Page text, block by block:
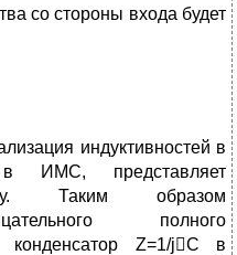
со стороны входа будет
индуктивностей в
ИМС, представляет
Таким образом
полного
конденсатор Z=1/jC в